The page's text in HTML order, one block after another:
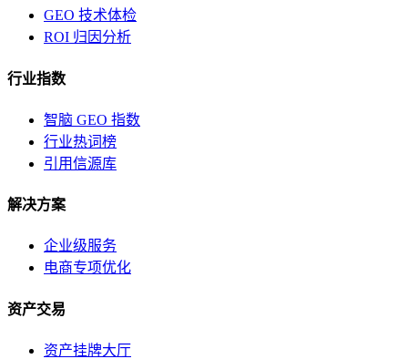
GEO 技术体检
ROI 归因分析
行业指数
智脑 GEO 指数
行业热词榜
引用信源库
解决方案
企业级服务
电商专项优化
资产交易
资产挂牌大厅